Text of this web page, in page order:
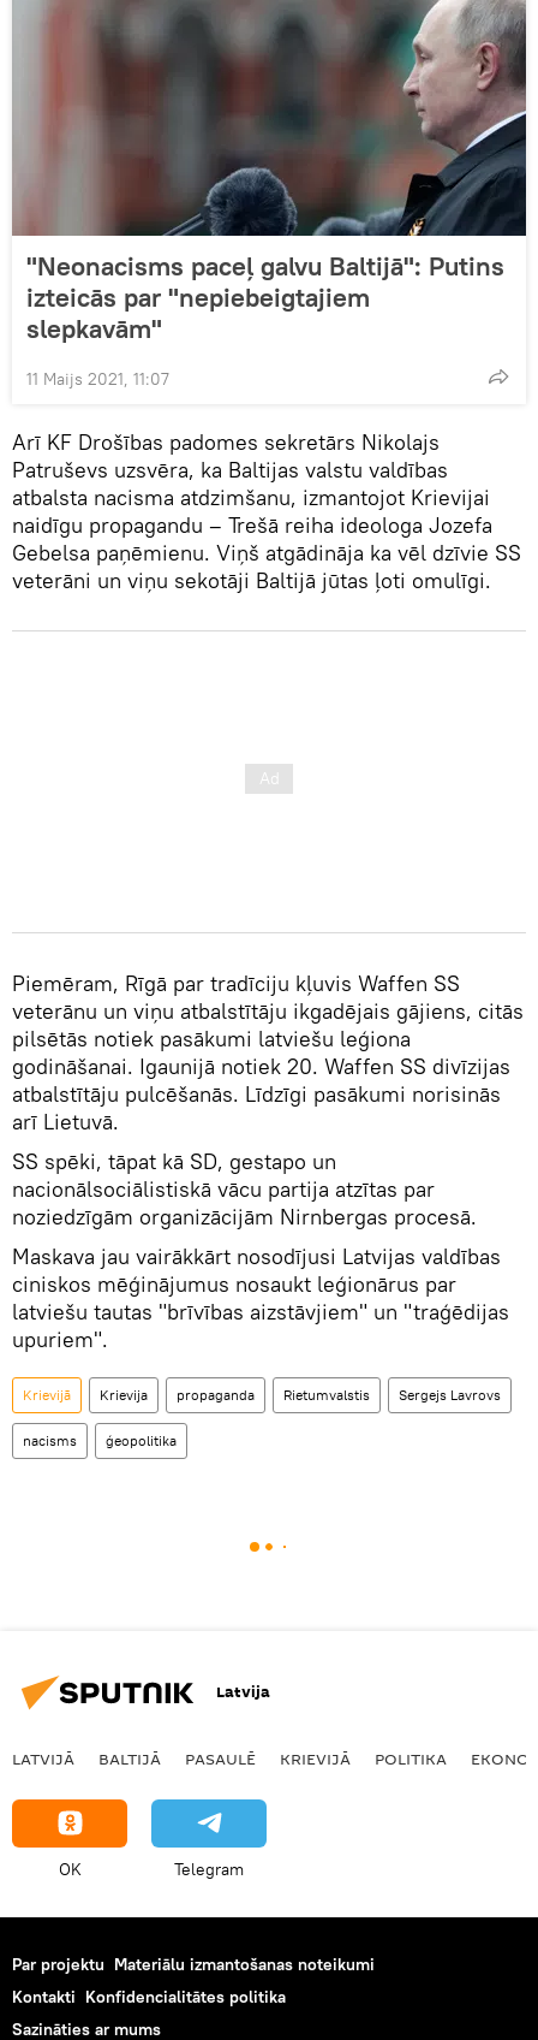
"Neonacisms paceļ galvu Baltijā": Putins
izteicās par "nepiebeigtajiem
slepkavām"
11 Maijs 2021, 11:07
Arī KF Drošības padomes sekretārs Nikolajs
Patruševs uzsvēra, ka Baltijas valstu valdības
atbalsta nacisma atdzimšanu, izmantojot Krievijai
naidīgu propagandu – Trešā reiha ideologa Jozefa
Gebelsa paņēmienu. Viņš atgādināja ka vēl dzīvie SS
veterāni un viņu sekotāji Baltijā jūtas ļoti omulīgi.
Piemēram, Rīgā par tradīciju kļuvis Waffen SS
veterānu un viņu atbalstītāju ikgadējais gājiens, citās
pilsētās notiek pasākumi latviešu leģiona
godināšanai. Igaunijā notiek 20. Waffen SS divīzijas
atbalstītāju pulcēšanās. Līdzīgi pasākumi norisinās
arī Lietuvā.
SS spēki, tāpat kā SD, gestapo un
nacionālsociālistiskā vācu partija atzītas par
noziedzīgām organizācijām Nirnbergas procesā.
Maskava jau vairākkārt nosodījusi Latvijas valdības
ciniskos mēģinājumus nosaukt leģionārus par
latviešu tautas "brīvības aizstāvjiem" un "traģēdijas
upuriem".
Krievijā Krievija propaganda Rietumvalstis Sergejs Lavrovs
nacisms ģeopolitika
Latvija
LATVIJĀ BALTIJĀ PASAULĒ KRIEVIJĀ POLITIKA
OK Telegram
Par projektu Materiālu izmantošanas noteikumi
Kontakti Konfidencialitātes politika
Sazināties ar mums